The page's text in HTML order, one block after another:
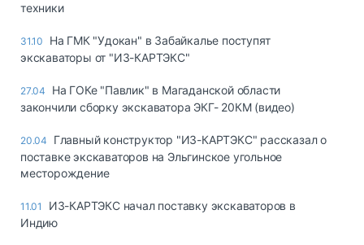
Склады и
грузовые
Коммерческий
транспорт
Спецтехника
Топливо, масла и
техники
31.10
На ГМК "Удокан" в Забайкалье поступят
экскаваторы от "ИЗ-КАРТЭКС"
27.04
На ГОКе "Павлик" в Магаданской области
закончили сборку экскаватора ЭКГ- 20КМ (видео)
20.04
Главный конструктор "ИЗ-КАРТЭКС" рассказал о
поставке экскаваторов на Эльгинское угольное
месторождение
11.01
ИЗ-КАРТЭКС начал поставку экскаваторов в
Индию